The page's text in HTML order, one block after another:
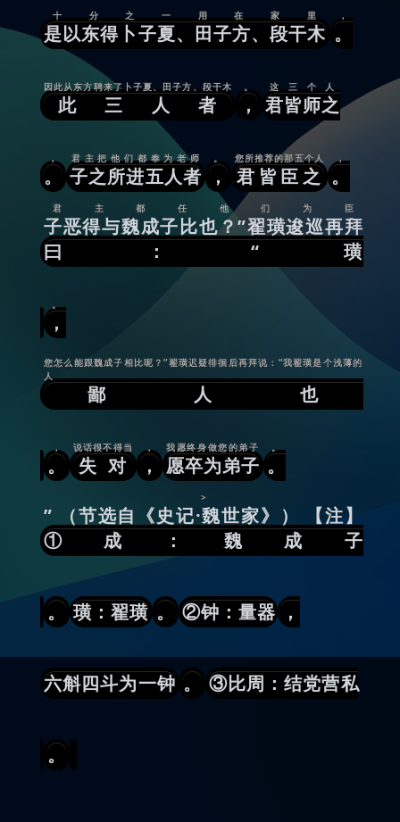
是以东得卜子夏、田子方、段干木
十分之一用在家里
。
，
此三人者
因此从东方聘来了卜子夏、田子方、段干木
，
。
君皆师之
这三个人
。
，
子之所进五人者
君主把他们都奉为老师
，
。
君皆臣之
您所推荐的那五个人
。
，
子恶得与魏成子比也？”翟璜逡巡再拜
曰：“璜
君主都任他们为臣
，
。
鄙人也
您怎么能跟魏成子相比呢？”翟璜迟疑徘徊后再拜说：“我翟璜是个浅薄的
人
。
，
失对
说话很不得当
，
，
愿卒为弟子
我愿终身做您的弟子
。
。
” （节选自《史记·魏世家》） 【注】
①成：魏成子
>
。 璜：翟璜 。 ②钟：量器 ，
六斛四斗为一钟 。 ③比周：结党营私
。